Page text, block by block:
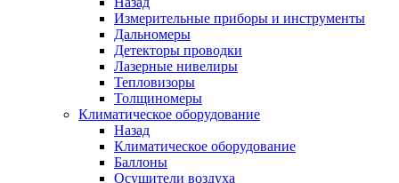
Измерительные приборы и инструменты
Дальномеры
Детекторы проводки
Лазерные нивелиры
Тепловизоры
Толщиномеры
Климатическое оборудование
Назад
Климатическое оборудование
Баллоны
Осушители воздуха